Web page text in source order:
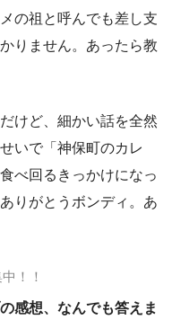
の祖と呼んでも差し支
りません。あったら教
けど、細かい話を全然
いで「神保町のカレ
べ回るきっかけになっ
りがとうボンディ。あ
！！
感想、なんでも答えま